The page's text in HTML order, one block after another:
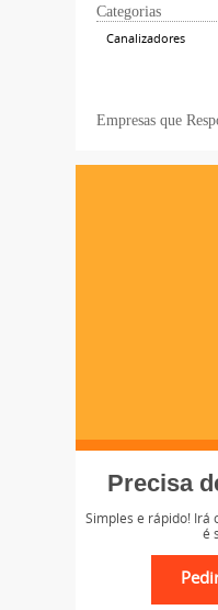
Categorias
Canalizadores
Empresas que
Precisa
Simples e rápido! Irá
é